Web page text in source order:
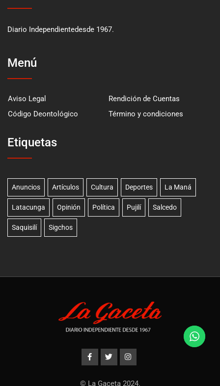
Diario Independientedesde 1967.
Menú
Aviso Legal
Rendición de Cuentas
Código Deontológico
Término y condiciones
Etiquetas
Anuncios Artículos Cultura Deportes La Maná
Latacunga Opinión Política Pujilí Salcedo
Saquisilí Sigchos
© La Gaceta 2024.